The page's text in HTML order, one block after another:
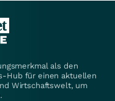
als den
Hub für einen aktuellen
Wirtschaftswelt, um